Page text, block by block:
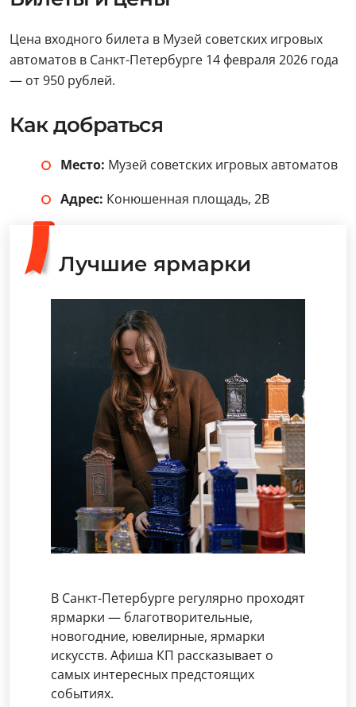
Цена входного билета в Музей советских игровых
автоматов в Санкт-Петербурге 14 февраля 2026 года
— от 950 рублей.
Как добраться
Место: Музей советских игровых автоматов
Адрес: Конюшенная площадь, 2В
Лучшие ярмарки
В Санкт-Петербурге регулярно проходят
ярмарки — благотворительные,
новогодние, ювелирные, ярмарки
искусств. Афиша КП рассказывает о
самых интересных предстоящих
событиях.